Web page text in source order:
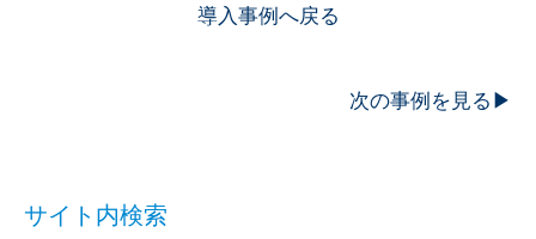
導入事例へ戻る
次の事例を見る▶︎
サイト内検索